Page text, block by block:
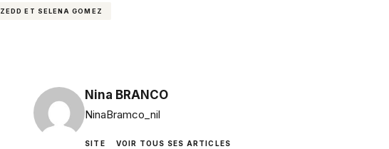
ZEDD ET SELENA GOMEZ
Nina BRANCO
NinaBramco_nil
SITE VOIR TOUS SES ARTICLES